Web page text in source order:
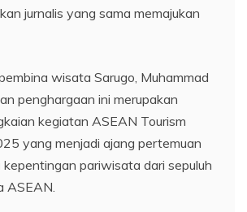
jurnalis yang sama memajukan
wisata Sarugo, Muhammad
penghargaan ini merupakan
kegiatan ASEAN Tourism
yang menjadi ajang pertemuan
kepentingan pariwisata dari sepuluh
ASEAN.